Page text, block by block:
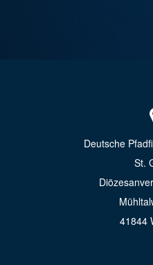
Deutsche
St.
41844